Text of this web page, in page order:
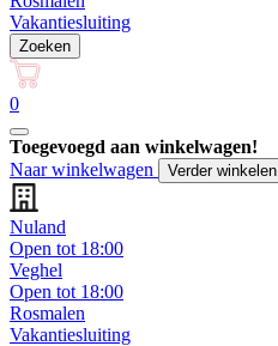
Vakantiesluiting
Zoeken
0
Toegevoegd aan winkelwagen!
Naar winkelwagen
Verder winkelen
Nuland
Open tot 18:00
Veghel
Open tot 18:00
Rosmalen
Vakantiesluiting